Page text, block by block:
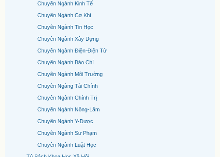
Chuyên Ngành Kinh Tế
Chuyên Ngành Cơ Khí
Chuyên Ngành Tin Học
Chuyên Ngành Xây Dựng
Chuyên Ngành Điện-Điện Tử
Chuyên Ngành Báo Chí
Chuyên Ngành Môi Trường
Chuyên Ngàng Tài Chính
Chuyên Ngành Chính Trị
Chuyên Ngành Nông-Lâm
Chuyên Ngành Y-Dược
Chuyên Ngành Sư Phạm
Chuyên Ngành Luật Học